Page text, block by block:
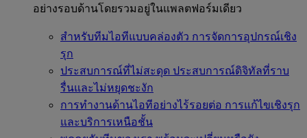
อย่างรอบด้านโดยรวมอยู่ในแพลตฟอร์มเดียว
สำหรับทีมไอทีแบบคล่องตัว การจัดการอุปกรณ์เชิง
รุก
ประสบการณ์ที่ไม่สะดุด ประสบการณ์ดิจิทัลที่ราบ
รื่นและไม่หยุดชะงัก
การทำงานด้านไอทีอย่างไร้รอยต่อ การแก้ไขเชิงรุก
และบริการเหนือชั้น